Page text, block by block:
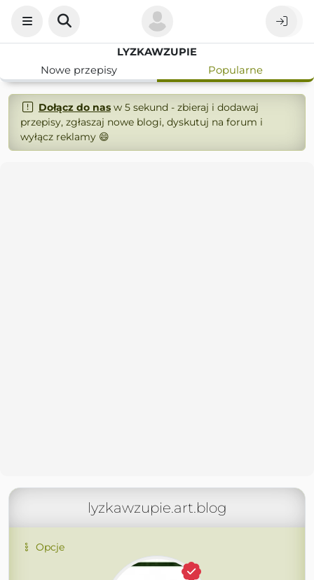
LYZKAWZUPIE
Nowe przepisy
Popularne
Dołącz do nasw 5 sekund - zbieraj i dodawaj
przepisy, zgłaszaj nowe blogi, dyskutuj na forum i
wyłącz reklamy 😄
lyzkawzupie.art.blog
Opcje